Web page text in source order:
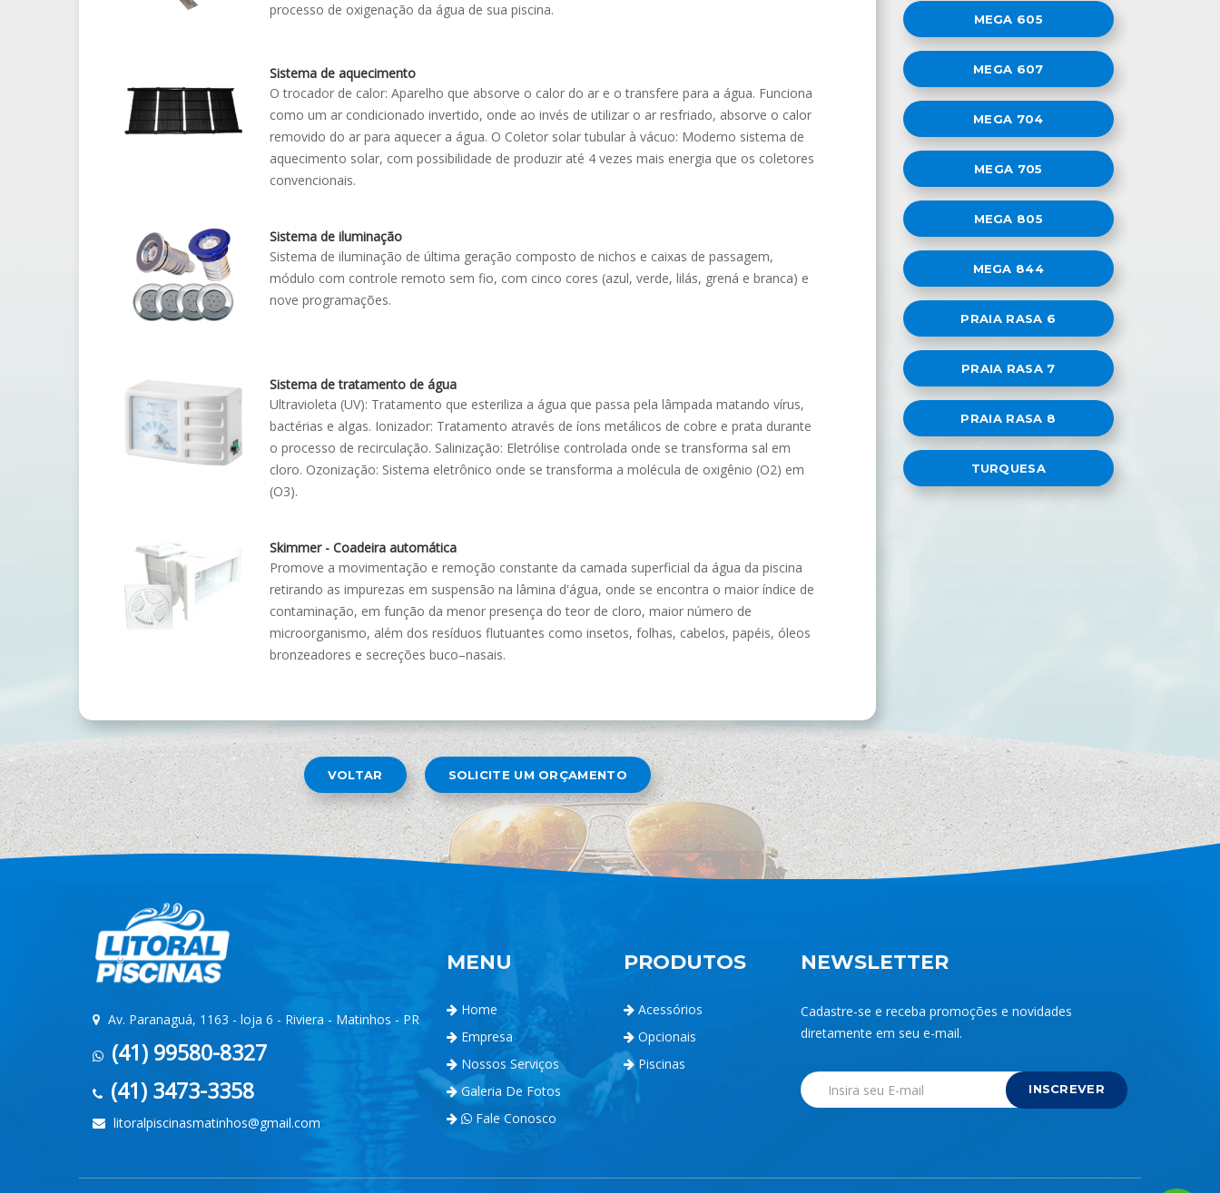
processo de oxigenação da água de sua piscina.
Sistema de aquecimento
O trocador de calor: Aparelho que absorve o calor do ar e o transfere para a água. Funciona
como um ar condicionado invertido, onde ao invés de utilizar o ar resfriado, absorve o calor
removido do ar para aquecer a água. O Coletor solar tubular à vácuo: Moderno sistema de
aquecimento solar, com possibilidade de produzir até 4 vezes mais energia que os coletores
convencionais.
Sistema de iluminação
Sistema de iluminação de última geração composto de nichos e caixas de passagem,
módulo com controle remoto sem fio, com cinco cores (azul, verde, lilás, grená e branca) e
nove programações.
Sistema de tratamento de água
Ultravioleta (UV): Tratamento que esteriliza a água que passa pela lâmpada matando vírus,
bactérias e algas. Ionizador: Tratamento através de íons metálicos de cobre e prata durante
o processo de recirculação. Salinização: Eletrólise controlada onde se transforma sal em
cloro. Ozonização: Sistema eletrônico onde se transforma a molécula de oxigênio (O2) em
(O3).
Skimmer - Coadeira automática
Promove a movimentação e remoção constante da camada superficial da água da piscina
retirando as impurezas em suspensão na lâmina d'água, onde se encontra o maior índice de
contaminação, em função da menor presença do teor de cloro, maior número de
microorganismo, além dos resíduos flutuantes como insetos, folhas, cabelos, papéis, óleos
bronzeadores e secreções buco–nasais.
VOLTAR SOLICITE UM ORÇAMENTO
MEGA 605
MEGA 607
MEGA 704
MEGA 705
MEGA 805
MEGA 844
PRAIA RASA 6
PRAIA RASA 7
PRAIA RASA 8
TURQUESA
Av. Paranaguá, 1163 - loja 6 - Riviera - Matinhos - PR
(41) 99580-8327
(41) 3473-3358
litoralpiscinasmatinhos@gmail.com
MENU
Home
Empresa
Nossos Serviços
Galeria De Fotos
Fale Conosco
PRODUTOS
Acessórios
Opcionais
Piscinas
NEWSLETTER
Cadastre-se e receba promoções e novidades
diretamente em seu e-mail.
INSCREVER